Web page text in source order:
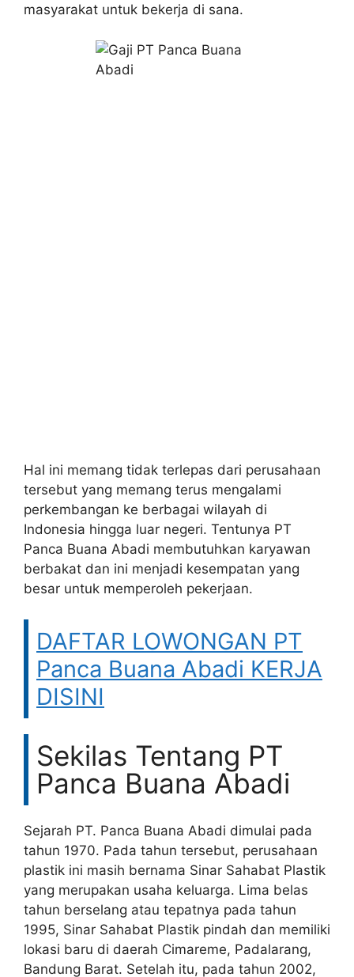
masyarakat untuk bekerja di sana.
Hal ini memang tidak terlepas dari perusahaan
tersebut yang memang terus mengalami
perkembangan ke berbagai wilayah di
Indonesia hingga luar negeri. Tentunya PT
Panca Buana Abadi membutuhkan karyawan
berbakat dan ini menjadi kesempatan yang
besar untuk memperoleh pekerjaan.
DAFTAR LOWONGAN PT
Panca Buana Abadi KERJA
DISINI
Sekilas Tentang PT
Panca Buana Abadi
Sejarah PT. Panca Buana Abadi dimulai pada
tahun 1970. Pada tahun tersebut, perusahaan
plastik ini masih bernama Sinar Sahabat Plastik
yang merupakan usaha keluarga. Lima belas
tahun berselang atau tepatnya pada tahun
1995, Sinar Sahabat Plastik pindah dan memiliki
lokasi baru di daerah Cimareme, Padalarang,
Bandung Barat. Setelah itu, pada tahun 2002,